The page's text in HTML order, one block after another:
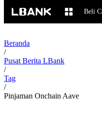
Beli
Beranda
/
Pusat Berita LBank
/
Tag
/
Pinjaman Onchain Aave